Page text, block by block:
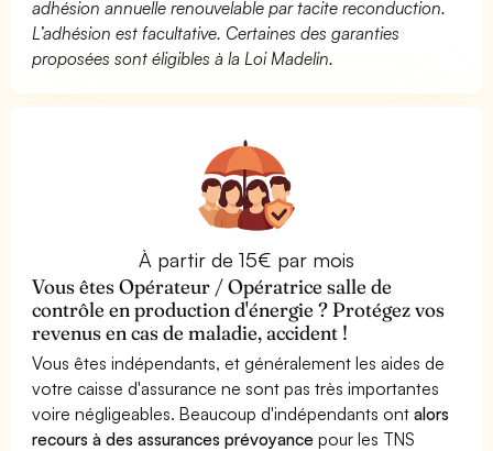
adhésion annuelle renouvelable par tacite reconduction.
L’adhésion est facultative. Certaines des garanties
proposées sont éligibles à la Loi Madelin.
À partir de 15€ par mois
Vous êtes Opérateur / Opératrice salle de
contrôle en production d'énergie ? Protégez vos
revenus en cas de maladie, accident !
Vous êtes indépendants, et généralement les aides de
votre caisse d'assurance ne sont pas très importantes
voire négligeables. Beaucoup d'indépendants ontalors
recours à des assurances prévoyance pour les TNS